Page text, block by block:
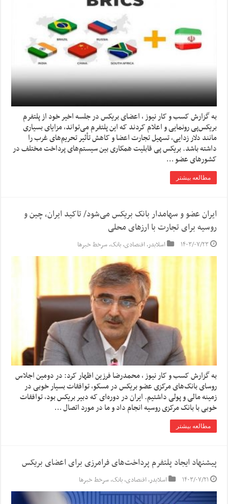
به گزارش کسب و کار نیوز ، اعضای بریکس در جلسه اخیر خود از پلتفرم
بریکس‌پی رونمایی و اعلام کردند که این پلتفرم می‌تواند، مزایای بسیاری
مانند دلار زدایی، تسهیل تجارت اعضا و کاهش تأثیر تحریم‌های غرب را
داشته باشد. بریکس پی قابلیت همکاری بین سیستم‌های پرداخت مختلف در
کشورهای عضو …
مطالعه بیشتر
ایران عضو و سهامدار بانک بریکس می‌شود/ تاکید ایران، چین و
روسیه برای تجارت با ارزهای محلی
۱۴۰۳/۰۷/۲۳ اسلایدر,اقتصادی,بانک,سرخط خبرها
به گزارش کسب و کار نیوز ، محمدرضا فرزین اظهار کرد: در دومین اجلاس
روسای بانک‌های مرکزی عضو بریکس در مسکو، توافقات بسیار خوبی در
زمینه مالی و پولی داشتیم. ایران در دوره‌ای که دبیر بریکس بود، توافقات
خوبی با بانک مرکزی روسیه انجام داد و ما در مورد اتصال …
مطالعه بیشتر
پیشنهاد ایجاد پلتفرم پرداخت‌های فرامرزی برای اعضای بریکس
۱۴۰۳/۰۷/۲۱ اسلایدر,اقتصادی,بانک,سرخط خبرها